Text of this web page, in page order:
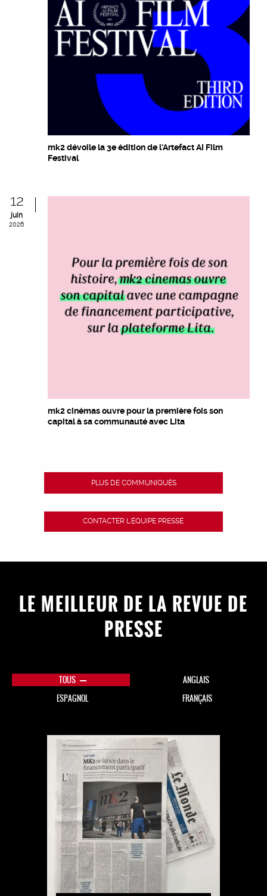
mk2 dévoile la 3e édition de l’Artefact AI Film
Festival
12
juin
2026
mk2 cinémas ouvre pour la première fois son
capital à sa communauté avec Lita
PLUS DE COMMUNIQUÉS
CONTACTER L'ÉQUIPE PRESSE
LE MEILLEUR DE LA REVUE DE
PRESSE
TOUS
ANGLAIS
ESPAGNOL
FRANÇAIS